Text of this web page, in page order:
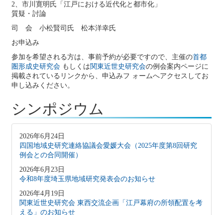
2、市川寛明氏「江戸における近代化と都市化」
質疑・討論
司 会 小松賢司氏 松本洋幸氏
お申込み
参加を希望される方は、事前予約が必要ですので、主催の首都
圏形成史研究会 もしくは関東近世史研究会の例会案内ページに
掲載されているリンクから、申込みフ ォームへアクセスしてお
申し込みください。
シンポジウム
2026年6月24日
四国地域史研究連絡協議会愛媛大会（2025年度第8回研究
例会との合同開催）
2026年6月23日
令和8年度埼玉県地域研究発表会のお知らせ
2026年4月19日
関東近世史研究会 東西交流企画「江戸幕府の所領配置を考
える」のお知らせ